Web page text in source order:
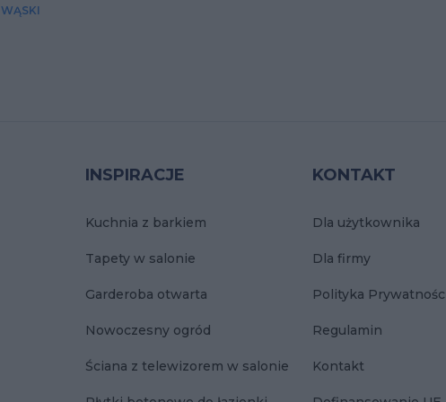
WĄSKI
INSPIRACJE
Kuchnia z barkiem
Tapety w salonie
Garderoba otwarta
Nowoczesny ogród
Ściana z telewizorem w salonie
KONTAKT
Dla użytkownika
Dla firmy
Polityka
Regulamin
Kontakt